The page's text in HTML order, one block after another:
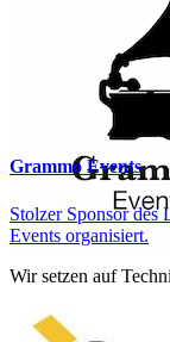
Grammo Events
Stolzer Sponsor des
Events organisiert.
Wir setzen auf